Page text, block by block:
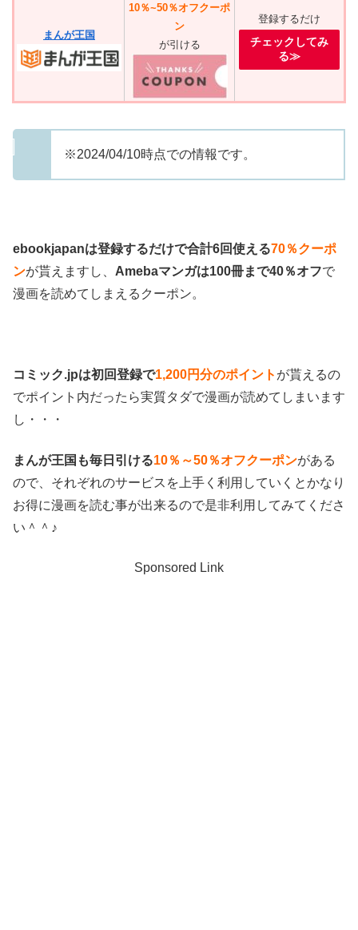
まんが王国
10％~50％オフクーポ
ン
が引ける
登録するだけ
チェックしてみ
る≫
※2024/04/10時点での情報です。
ebookjapanは登録するだけで合計6回使える70％クーポ
ンが貰えますし、 Amebaマンガは100冊まで40％オフで
漫画を読めてしまえるクーポン。
コミック.jpは初回登録で1,200円分のポイント が貰えるの
でポイント内だったら実質タダで漫画が読めてしまいます
し・・・
まんが王国も毎日引ける10％～50％オフクーポンがある
ので、それぞれのサービスを上手く利用していくとかなり
お得に漫画を読む事が出来るので是非利用してみてくださ
い＾＾♪
Sponsored Link